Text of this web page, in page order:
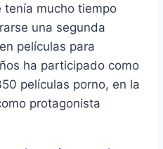
tenía mucho tiempo
una segunda
películas para
ha participado como
películas porno, en la
protagonista